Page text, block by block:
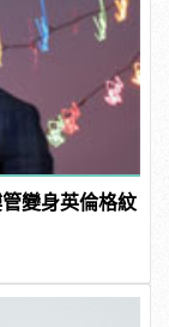
變身英倫格紋